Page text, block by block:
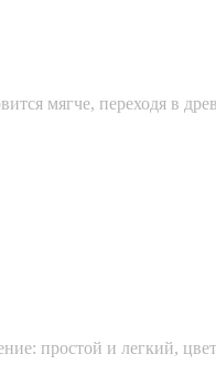
мягче, переходя в
простой и легкий,